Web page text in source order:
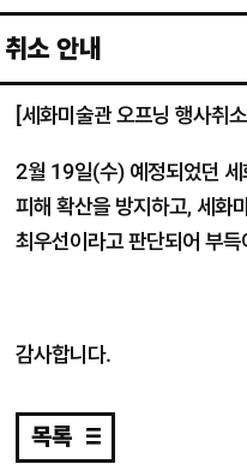
소 안내
[세화미술관 오프닝 행사취
2월 19일(수) 예정되었던 세
피해 확산을 방지하고, 세화
최우선이라고 판단되어 부
감사합니다.​
목록